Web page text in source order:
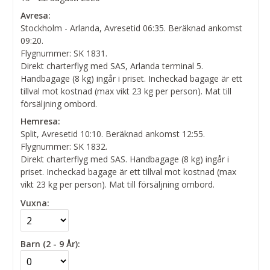
Avresa:
Stockholm - Arlanda, Avresetid 06:35. Beräknad ankomst
09:20.
Flygnummer: SK 1831.
Direkt charterflyg med SAS, Arlanda terminal 5.
Handbagage (8 kg) ingår i priset. Incheckad bagage är ett
tillval mot kostnad (max vikt 23 kg per person). Mat till
försäljning ombord.
Hemresa:
Split, Avresetid 10:10. Beräknad ankomst 12:55.
Flygnummer: SK 1832.
Direkt charterflyg med SAS. Handbagage (8 kg) ingår i
priset. Incheckad bagage är ett tillval mot kostnad (max
vikt 23 kg per person). Mat till försäljning ombord.
Vuxna:
Barn (2 - 9 År):